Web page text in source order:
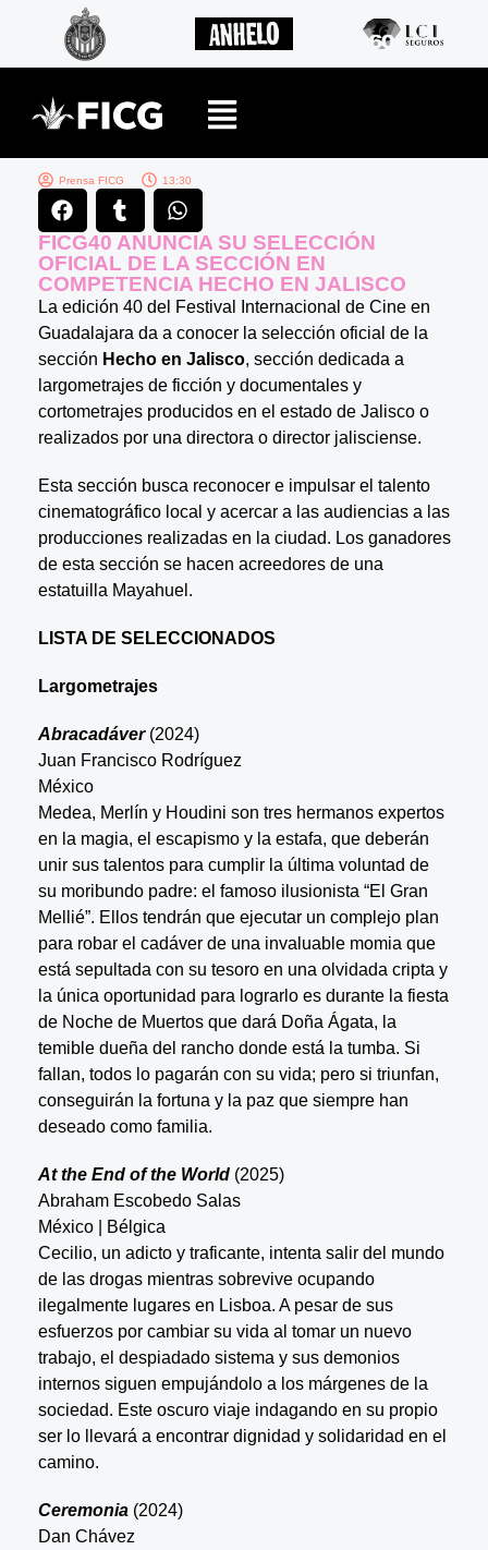
Prensa FICG 13:30
FICG40 ANUNCIA SU SELECCIÓN
OFICIAL DE LA SECCIÓN EN
COMPETENCIA HECHO EN JALISCO
La edición 40 del Festival Internacional de Cine en
Guadalajara da a conocer la selección oficial de la
sección Hecho en Jalisco, sección dedicada a
largometrajes de ficción y documentales y
cortometrajes producidos en el estado de Jalisco o
realizados por una directora o director jalisciense.
Esta sección busca reconocer e impulsar el talento
cinematográfico local y acercar a las audiencias a las
producciones realizadas en la ciudad. Los ganadores
de esta sección se hacen acreedores de una
estatuilla Mayahuel.
LISTA DE SELECCIONADOS
Largometrajes
Abracadáver(2024)
Juan Francisco Rodríguez
México
Medea, Merlín y Houdini son tres hermanos expertos
en la magia, el escapismo y la estafa, que deberán
unir sus talentos para cumplir la última voluntad de
su moribundo padre: el famoso ilusionista “El Gran
Mellié”. Ellos tendrán que ejecutar un complejo plan
para robar el cadáver de una invaluable momia que
está sepultada con su tesoro en una olvidada cripta y
la única oportunidad para lograrlo es durante la fiesta
de Noche de Muertos que dará Doña Ágata, la
temible dueña del rancho donde está la tumba. Si
fallan, todos lo pagarán con su vida; pero si triunfan,
conseguirán la fortuna y la paz que siempre han
deseado como familia.
At the End of the World(2025)
Abraham Escobedo Salas
México | Bélgica
Cecilio, un adicto y traficante, intenta salir del mundo
de las drogas mientras sobrevive ocupando
ilegalmente lugares en Lisboa. A pesar de sus
esfuerzos por cambiar su vida al tomar un nuevo
trabajo, el despiadado sistema y sus demonios
internos siguen empujándolo a los márgenes de la
sociedad. Este oscuro viaje indagando en su propio
ser lo llevará a encontrar dignidad y solidaridad en el
camino.
Ceremonia(2024)
Dan Chávez